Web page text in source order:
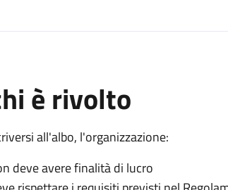
è rivolto
all'albo, l'organizzazione:
deve avere finalità di lucro